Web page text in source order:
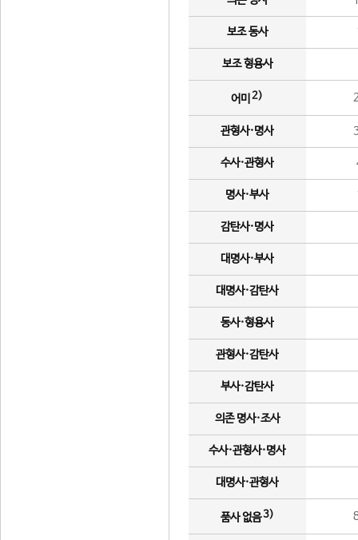
보조 동사
보조 형용사
어미 2)
관형사·명사
수사·관형사
명사·부사
감탄사·명사
대명사·부사
대명사·감탄사
동사·형용사
관형사·감탄사
부사·감탄사
의존 명사·조사
수사·관형사·명사
대명사·관형사
품사 없음3)